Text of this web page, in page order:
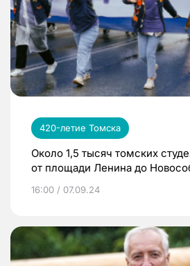
420-летие Томска
Около 1,5 тысяч томских
от площади Ленина до
16:00 / 07.09.24